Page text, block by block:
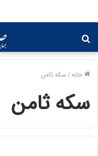
برای
خانه/سکه ثامن
سکه ثامن